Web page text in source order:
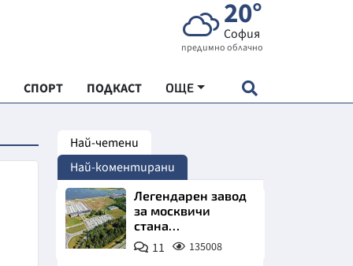
20°
София
предимно облачно
СПОРТ ПОДКАСТ ОЩЕ
"ЧУДЕСАТА НА БЪЛГАРИЯ"
Най-четени
Най-коментирани
Легендарен завод
за москвичи
стана
индустриално
чудо. Позлатява
11 135008